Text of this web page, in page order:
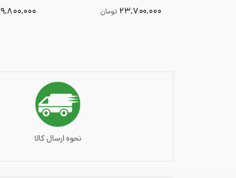
۲۳,۷۰۰,۰۰۰ تومان ۹,۸۰۰,۰۰۰
نحوه ارسال کالا